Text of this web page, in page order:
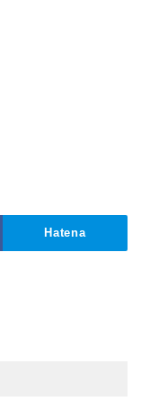
Hatena